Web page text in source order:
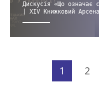
Дискусія «Що означає
| XIV Книжковий
1 2